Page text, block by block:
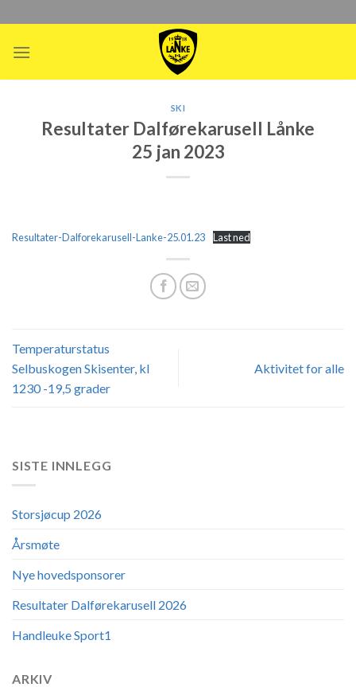
to
content
SKI
Resultater Dalførekarusell Lånke
25 jan 2023
Resultater-Dalforekarusell-Lanke-25.01.23 Last ned
Temperaturstatus
Selbuskogen Skisenter, kl
1230 -19,5 grader
Aktivitet for alle
SISTE INNLEGG
Storsjøcup 2026
Årsmøte
Nye hovedsponsorer
Resultater Dalførekarusell 2026
Handleuke Sport1
ARKIV